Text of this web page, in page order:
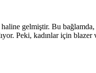
gelmiştir. Bu bağlamda,
Peki, kadınlar için blazer